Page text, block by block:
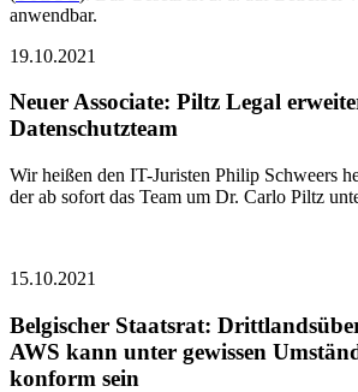
anwendbar.
19.10.2021
Neuer Associate: Piltz Legal
Datenschutzteam
Wir heißen den IT-Juristen Philip Schweers
der ab sofort das Team um Dr. Carlo Piltz
15.10.2021
Belgischer Staatsrat:
AWS kann unter gewissen
konform sein